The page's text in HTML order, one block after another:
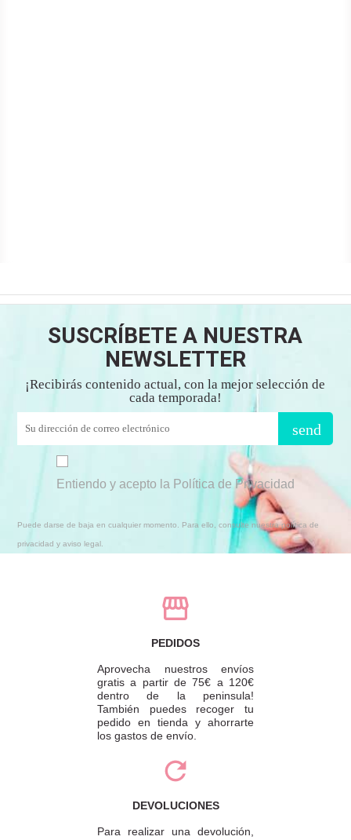
SUSCRÍBETE A NUESTRA
NEWSLETTER
¡Recibirás contenido actual, con la mejor selección de
cada temporada!
send
Entiendo y acepto la Política de Privacidad
Puede darse de baja en cualquier momento. Para ello, consulte nuestra política de
privacidad y aviso legal.
PEDIDOS
Aprovecha nuestros envíos
gratis a partir de 75€ a 120€
dentro de la peninsula!
También puedes recoger tu
pedido en tienda y ahorrarte
los gastos de envío.
DEVOLUCIONES
Para realizar una devolución,